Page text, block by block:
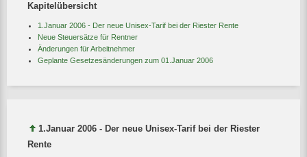
Kapitelübersicht
1.Januar 2006 - Der neue Unisex-Tarif bei der Riester Rente
Neue Steuersätze für Rentner
Änderungen für Arbeitnehmer
Geplante Gesetzesänderungen zum 01.Januar 2006
1.Januar 2006 - Der neue Unisex-Tarif bei der Riester
Rente